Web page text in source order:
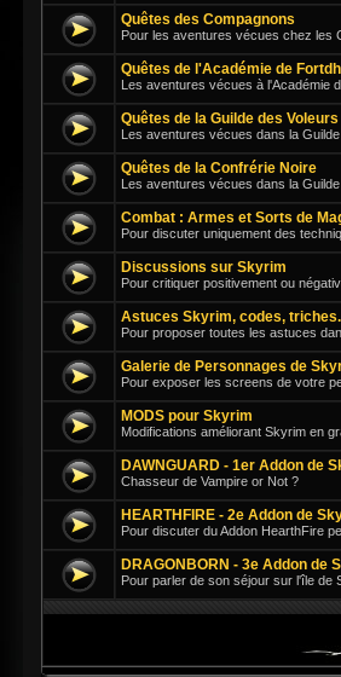
Quêtes des Compagnons
Pour les aventures vécues chez les
Quêtes de l'Académie de
Les aventures vécues à l'Académie
Quêtes de la Guilde des Voleurs
Les aventures vécues dans la
Quêtes de la Confrérie Noire
Les aventures vécues dans la
Combat : Armes et Sorts de
Pour discuter uniquement des
Discussions sur Skyrim
Pour critiquer positivement ou
Astuces Skyrim, codes, triches.
Pour proposer toutes les astuces
Galerie de Personnages de
Pour exposer les screens de votre
MODS pour Skyrim
Modifications améliorant Skyrim en
DAWNGUARD - 1er Addon de
Chasseur de Vampire or Not ?
HEARTHFIRE - 2e Addon de
Pour discuter du Addon HearthFire
DRAGONBORN - 3e Addon de
Pour parler de son séjour sur l'île de